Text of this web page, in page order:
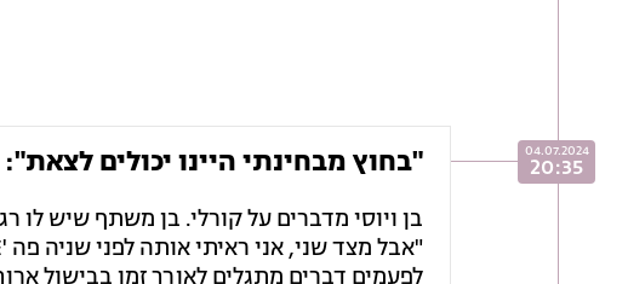
04.07.2024
20:35 "בחוץ מבחינתי היינו יכולים
בן ויוסי מדברים על קורלי. בן משתף שיש לו
לפעמים דברים מתגלים לאורך זמן בבישול